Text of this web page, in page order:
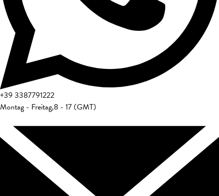
+39 3387791222
Montag - Freitag,8 - 17 (GMT)